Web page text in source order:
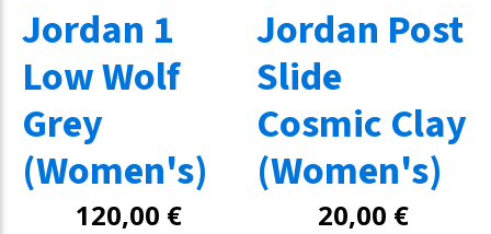
Jordan 1
Low Wolf
Grey
(Women's)
120,00 €
Jordan Post
Slide
Cosmic Clay
(Women's)
20,00 €